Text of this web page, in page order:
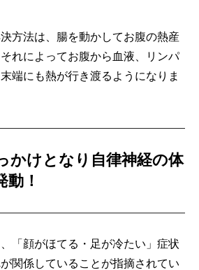
決方法は、腸を動かしてお腹の熱産
れによってお腹から血液、リンパ
端にも熱が行き渡るようになりま
かけとなり自律神経の体
！
「顔がほてる・足が冷たい」症状
関係していることが指摘されてい